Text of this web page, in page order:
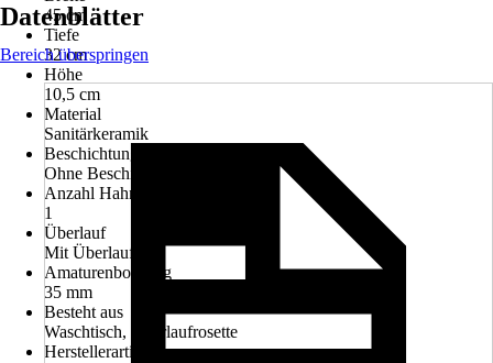
45 cm
Tiefe
32 cm
Höhe
10,5 cm
Material
Sanitärkeramik
Beschichtung
Ohne Beschichtung
Anzahl Hahnlöcher
1
Überlauf
Mit Überlauf
Amaturenbohrung
35 mm
Besteht aus
Waschtisch, Überlaufrosette
Herstellerartikelnummer
Datenblätter
Bereich überspringen